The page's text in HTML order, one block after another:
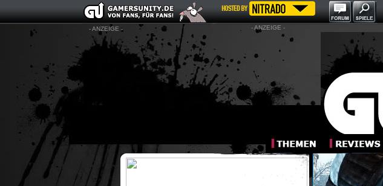
- ANZEIGE -
- ANZEIGE -